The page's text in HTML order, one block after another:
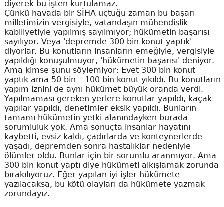
diyerek bu işten kurtulamaz.
Çünkü havada bir SİHA uçtuğu zaman bu başarı
milletimizin vergisiyle, vatandaşın mühendislik
kabiliyetiyle yapılmış sayılmıyor; hükümetin başarısı
sayılıyor. Veya 'depremde 300 bin konut yaptık'
diyorlar. Bu konutların insanların emeğiyle, vergisiyle
yapıldığı konuşulmuyor, 'hükümetin başarısı' deniyor.
Ama kimse şunu söylemiyor: Evet 300 bin konut
yaptık ama 50 bin – 100 bin konut yıkıldı. Bu konutların
yapım iznini de aynı hükümet büyük oranda verdi.
Yapılmaması gereken yerlere konutlar yapıldı, kaçak
yapılar yapıldı, denetimler eksik yapıldı. Bunların
tamamı hükümetin yetki alanındayken burada
sorumluluk yok. Ama sonuçta insanlar hayatını
kaybetti, evsiz kaldı, çadırlarda ve konteynerlerde
yaşadı, depremden sonra hastalıklar nedeniyle
ölümler oldu. Bunlar için bir sorumlu aranmıyor. Ama
300 bin konut yaptı diye hükümeti alkışlamak zorunda
bırakılıyoruz. Eğer yapılan iyi işler hükümete
yazılacaksa, bu kötü olayları da hükümete yazmak
zorundayız.